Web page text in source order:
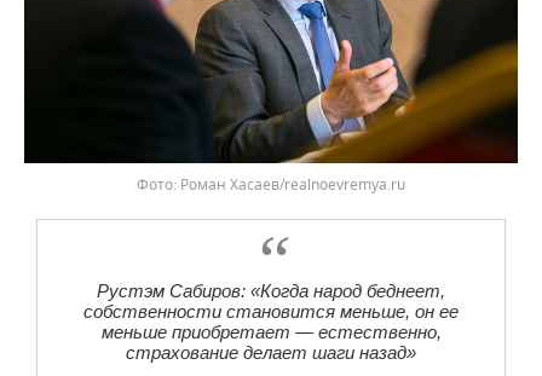
Роман Хасаев/realnoevremya.ru
Рустэм Сабиров: «Когда народ беднеет,
собственности становится меньше, он ее
меньше приобретает — естественно,
страхование делает шаги назад»